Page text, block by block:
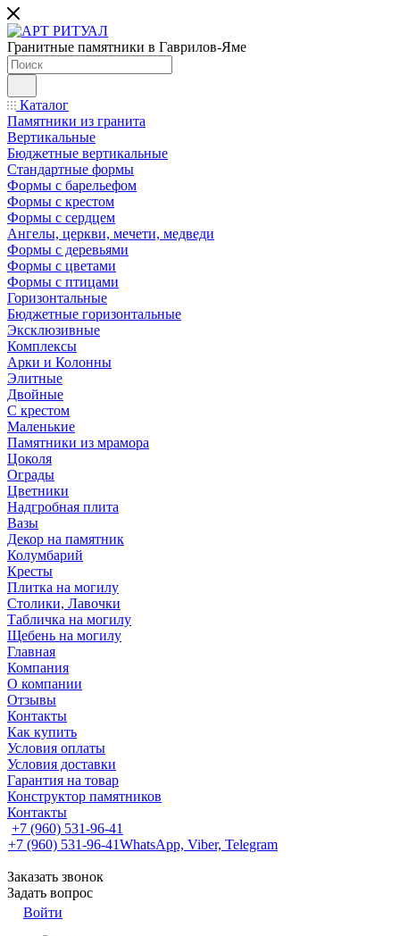
Гранитные памятники в Гаврилов-Яме
Каталог
Памятники из гранита
Вертикальные
Бюджетные вертикальные
Стандартные формы
Формы с барельефом
Формы с крестом
Формы с сердцем
Ангелы, церкви, мечети, медведи
Формы с деревьями
Формы с цветами
Формы с птицами
Горизонтальные
Бюджетные горизонтальные
Эксклюзивные
Комплексы
Арки и Колонны
Элитные
Двойные
С крестом
Маленькие
Памятники из мрамора
Цоколя
Ограды
Цветники
Надгробная плита
Вазы
Декор на памятник
Колумбарий
Кресты
Плитка на могилу
Столики, Лавочки
Табличка на могилу
Щебень на могилу
Главная
Компания
О компании
Отзывы
Контакты
Как купить
Условия оплаты
Условия доставки
Гарантия на товар
Конструктор памятников
Контакты
+7 (960) 531-96-41
+7 (960) 531-96-41WhatsApp, Viber, Telegram
Заказать звонок
Задать вопрос
Войти